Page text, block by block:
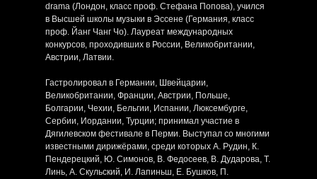
drama (Лондон, класс проф. Стефана Попова), учился
в Высшей школы музыки в Эссене (Германия, класс
проф. Йанг Чанг Чо). Лауреат международных
конкурсов, проходивших в России, Великобритании,
Австрии, Латвии.
Гастролировал в Германии, Швейцарии,
Великобритании, Франции, Австрии, Польше,
Болгарии, Чехии, Бельгии, Испании, Люксембурге,
Сербии, Иордании, Турции; принимал участие в
Дягилевском фестивале в Перми. Выступал со многими
известными дирижёрами, среди которых А. Рудин, К.
Пендерецкий, Ю. Симонов, В. Федосеев, В. Дударова, Т.
Линь, А. Скульский, И. Лапиньш, Е. Бушков, П.